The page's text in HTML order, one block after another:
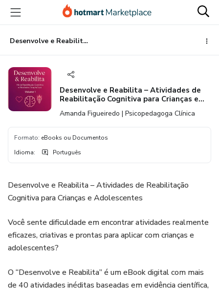
para
conteúdo
principal
para
pagamento
para
rodapé
Desenvolve e Reabilita – Atividades de Reabilitação Cognitiva para Crianças e Adolescentes
Desenvolve e Reabilita – Atividades de
Reabilitação Cognitiva para Crianças e
Amanda Figueiredo | Psicopedagoga Clínica
Formato: eBooks ou Documentos
Idioma: Português
Desenvolve e Reabilita – Atividades de Reabilitação
Cognitiva para Crianças e Adolescentes
Você sente dificuldade em encontrar atividades realmente
eficazes, criativas e prontas para aplicar com crianças e
adolescentes?
O “Desenvolve e Reabilita” é um eBook digital com mais
de 40 atividades inéditas baseadas em evidência científica,